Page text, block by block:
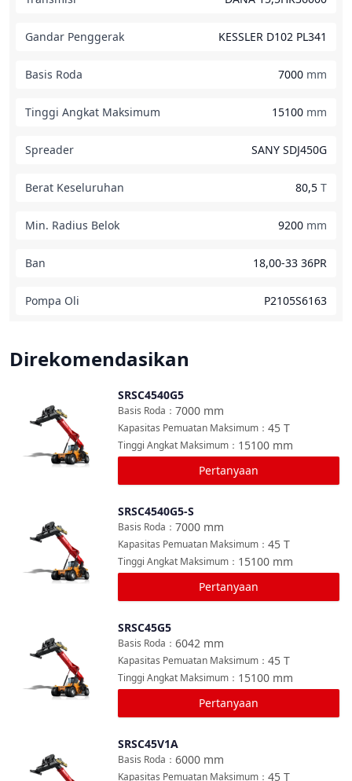
Gandar Penggerak KESSLER D102 PL341
Basis Roda 7000 mm
Tinggi Angkat Maksimum 15100 mm
Spreader SANY SDJ450G
Berat Keseluruhan 80,5 T
Min. Radius Belok 9200 mm
Ban 18,00-33 36PR
Pompa Oli P2105S6163
Direkomendasikan
Bandingkan
SRSC4540G5
7000 mm
Basis Roda ：
45 T
Kapasitas Pemuatan Maksimum ：
15100 mm
Tinggi Angkat Maksimum ：
Pertanyaan
Bandingkan
SRSC4540G5-S
7000 mm
Basis Roda ：
45 T
Kapasitas Pemuatan Maksimum ：
15100 mm
Tinggi Angkat Maksimum ：
Pertanyaan
Bandingkan
SRSC45G5
6042 mm
Basis Roda ：
45 T
Kapasitas Pemuatan Maksimum ：
15100 mm
Tinggi Angkat Maksimum ：
Pertanyaan
Bandingkan
SRSC45V1A
6000 mm
Basis Roda ：
45 T
Kapasitas Pemuatan Maksimum ：